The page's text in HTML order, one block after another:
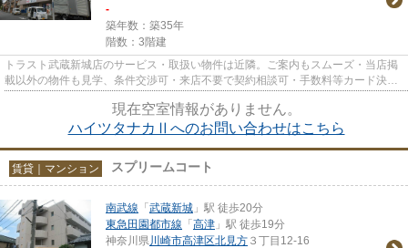
-
築年数：築35年
階数：3階建
トラスト武蔵新城店のサービス・取扱い物件は近隣。ご案内もスムーズ・当店掲
載以外の物件も見学、条件交渉可・来店不要で契約相談可・手数料等カード決済
可・来店時無料駐車場有（要...
現在空室情報がありません。
ハイツタナカⅡへのお問い合わせはこちら
賃貸｜マンション スプリームコート
南武線 「武蔵新城 」駅 徒歩20分
東急田園都市線 「高津 」駅 徒歩19分
神奈川県川崎市高津区北見方 ３丁目12-16